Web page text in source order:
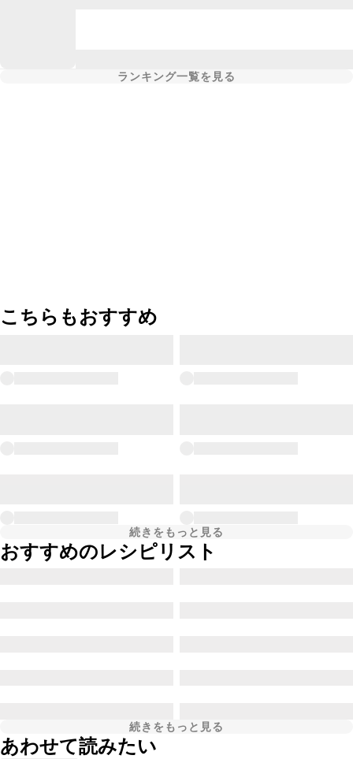
ランキング一覧を見る
こちらもおすすめ
続きをもっと見る
おすすめのレシピリスト
続きをもっと見る
あわせて読みたい